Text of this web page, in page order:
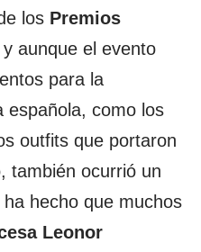
los Premios
y aunque el evento
para la
española, como los
outfits que portaron
también ocurrió un
hecho que muchos
Leonor